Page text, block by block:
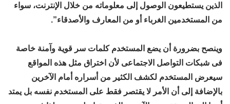
الذين يستطيعون الوصول إلى معلوماته من خلال الإنترنت، سواء
من المستخدمين الغرباء أو من المعارف والأصدقاء”.
وينصح بضرورة أن يضع المستخدم كلمات سر قوية وآمنة خاصة
فى شبكات التواصل الاجتماعى لأن اختراق مثل هذه المواقع
سيعرض المستخدم لكشف الكثير من أسراره أمام الآخرين
بالإضافة إلى أن الأمر لا يقتصر فقط على المستخدم نفسه بل يمتد